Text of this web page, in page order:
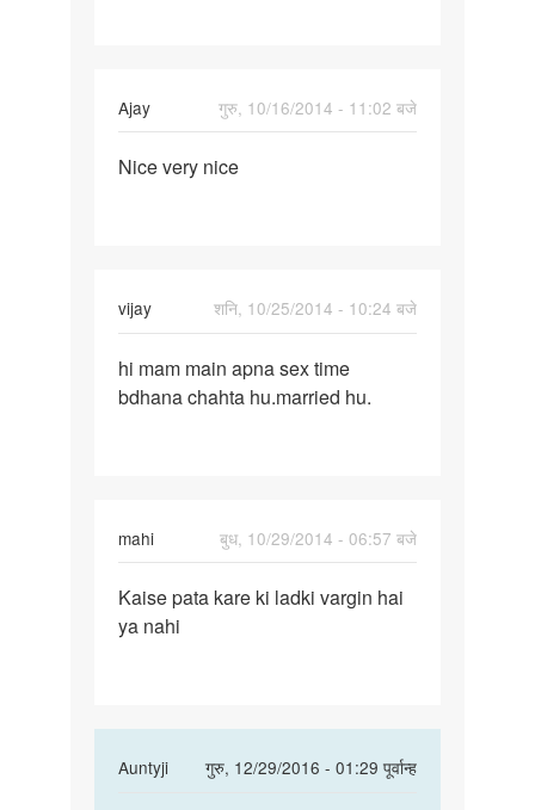
Ajay
गुरु, 10/16/2014 - 11:02 बजे
Nice
Nice very nice
vijay
शनि, 10/25/2014 - 10:24 बजे
hi
mam
hi mam main apna sex time
bdhana chahta hu.married hu.
mahi
बुध, 10/29/2014 - 06:57 बजे
Kaise
pata
Kaise pata kare ki ladki vargin hai
ya nahi
Auntyji
गुरु, 12/29/2016 - 01:29 पूर्वान्ह
In